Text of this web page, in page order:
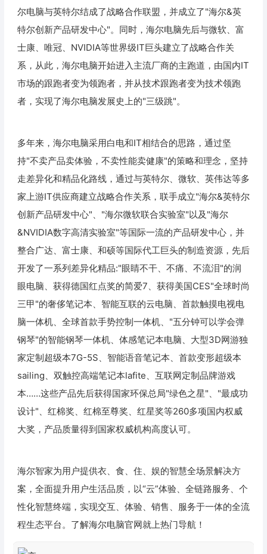
尔电脑与英特尔结成了战略合作联盟，并成立了"海尔&英
特尔创新产品研发中心"。同时，海尔电脑先后与微软、富
士康、唯冠、NVIDIA等世界级IT巨头建立了战略合作关
系，从此，海尔电脑开始进入主流厂商的主跑道，由国内IT
市场的跟跑者变为领跑者，并从技术跟跑者变为技术领跑
者，实现了海尔电脑发展史上的"三级跳"。
多年来，海尔电脑采用白电和IT相结合的思路，通过坚
持"不卖产品卖体验，不卖性能卖健康"的策略和理念，坚持
走差异化和精品化路线，通过与英特尔、微软、英伟达等多
家上游IT供应商建立战略合作关系，联手成立"海尔&英特尔
创新产品研发中心"、"海尔微软联合实验室"以及"海尔
&NVIDIA数字高清实验室"等国际一流的产品研发中心，并
整合广达、富士康、和硕等国际代工巨头的制造资源，先后
开发了一系列差异化精品:"眼睛不干、不痛、不流泪"的润
眼电脑、获得德国红点奖的简爱7、获得美国CES"全球时尚
三甲"的奢侈笔记本、智能互联的云电脑、首款触摸电视电
脑一体机、全球首款手势控制一体机、"五分钟可以学会弹
钢琴"的智能钢琴一体机、体感笔记本电脑、大型3D网游独
家定制超级本7G-5S、智能语音笔记本、首款变形超级本
sailing、双触控高端笔记本lafite、互联网定制品牌游戏
本……这些产品先后获得国家环保总局"绿色之星"、"最成功
设计"、红棉奖、红棉至尊奖、红星奖等260多项国内权威
大奖，产品质量得到国家权威机构高度认可。
海尔智家为用户提供衣、食、住、娱的智慧全场景解决方
案，全面提升用户生活品质，以“云”体验、全链路服务、个
性化智慧终端，实现交互、体验、销售、服务于一体的全流
程生态平台。了解海尔电脑官网就上热门导航！